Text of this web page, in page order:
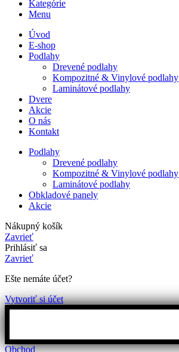
Kategórie
Menu
Úvod
E-shop
Podlahy
Drevené podlahy
Kompozitné & Vinylové podlahy
Laminátové podlahy
Dvere
Akcie
O nás
Kontakt
Podlahy
Drevené podlahy
Kompozitné & Vinylové podlahy
Laminátové podlahy
Obkladové panely
Akcie
Nákupný košík
Zavrieť
Prihlásiť sa
Zavrieť
Ešte nemáte účet?
Vytvoriť si účet
Obchod